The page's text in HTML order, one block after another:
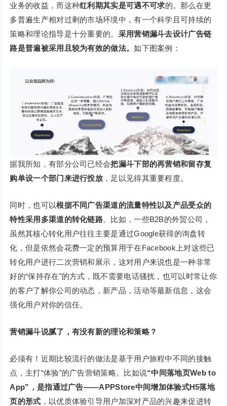
业务的收益，而这种红利期其实是可遇不可求的。那么在更
多普遍生产相对过剩的市场环境中，有一个科学且可持续的
策略和理论指导是十分重要的。 采用营销漏斗去设计广告链
路是普遍被采用且较为有效的做法。如下图案例：
据我所知，有部分公司已经会把漏斗下部的再营销和留存复
购单设一个部门来进行投放 ，足以见得其重要程度。
同时，也可以根据不同广告渠道的流量特性以及产品受众的
特性采用多渠道的转化链路。比如，一些B2B的外贸公司，
虽然其核心转化用户往往主要是通过Google获得的询盘转
化，但是依然会花费一定的预算用于在Facebook上对这些已
转化用户进行二次营销和展示，这对用户来说也是一种非常
好的“保持存在”的方式，既不需要电话骚扰，也可以时常让你
的客户了解你公司的动态，新产品，活动等最新信息，这会
强化用户对你的信任。
营销漏斗说腻了，有没有新的理论和策略？
必须有！近期比较流行的做法是基于用户旅程中不同的接触
点，主打“体验”的广告营销策略。比如说“中间落地页Web to
App”，是指通过广告——APPStore中间增加体验式H5落地
页的形式 ，以优质体验引导用户加深对产品的兴趣来促进转